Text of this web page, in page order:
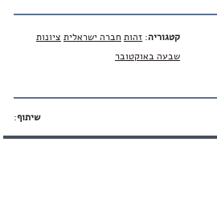
קטגוריה: זהות חברה ישראלית ציונות
שבעה באוקטובר
שיתוף: